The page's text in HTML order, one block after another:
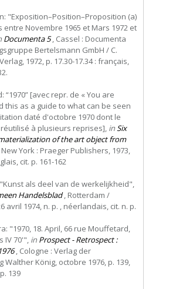
"Exposition–Position–Proposition (a)
entre Novembre 1965 et Mars 1972 et
Documenta 5, Cassel : Documenta
Bertelsmann GmbH / C.
1972, p. 17.30-17.34 : français,
“1970” [avec repr. de « You are
this as a guide to what can be seen
daté d'octobre 1970 dont le
à plusieurs reprises], inSix
of the art object from
York : Praeger Publishers, 1973,
cit. p. 161-162
als deel van de werkelijkheid",
Handelsblad, Rotterdam /
avril 1974, n. p. , néerlandais, cit. n. p.
"1970, 18. April, 66 rue Mouffetard,
IV 70'", in Prospect - Retrospect :
, Cologne : Verlag der
Walther König, octobre 1976, p. 139,
139